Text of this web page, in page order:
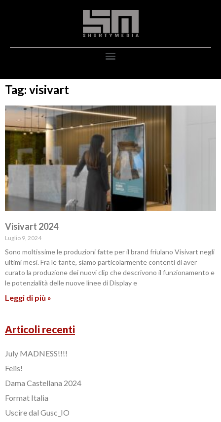
Tag: visivart
Visivart 2024
Luglio 9, 2024
Sono moltissime le produzioni fatte per il brand friulano Visivart negli
ultimi mesi. Fra le tante, siamo particolarmente contenti di aver
curato la produzione dei nuovi clip che descrivono il funzionamento e
le potenzialità delle nuove linee di Display e
Leggi di più »
Articoli recenti
July MADNESS!!!!
Felis!
Dama Castellana 2024
Format Italia
Uscire dal Gusc_IO